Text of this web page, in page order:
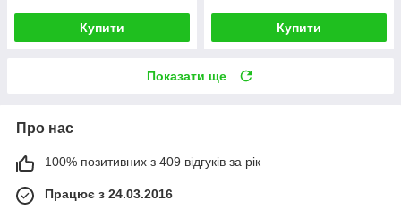
Купити Купити
Показати ще
Про нас
100% позитивних з 409 відгуків за рік
Працює з 24.03.2016